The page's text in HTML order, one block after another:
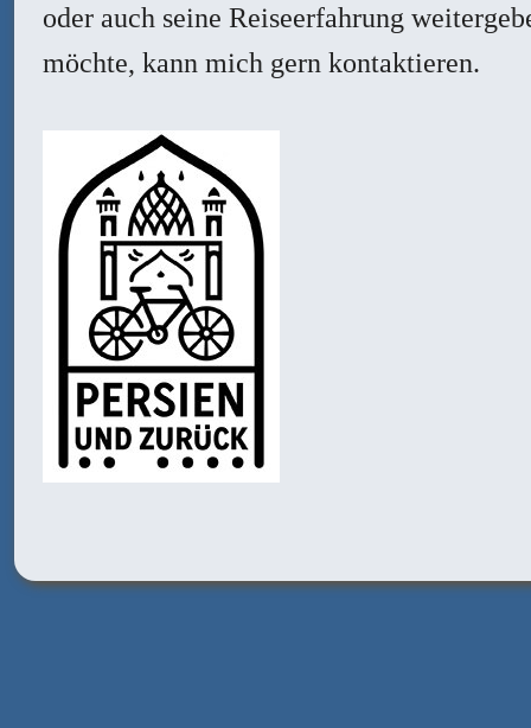
oder auch seine Reiseerfahrung
möchte, kann mich gern kontaktieren.